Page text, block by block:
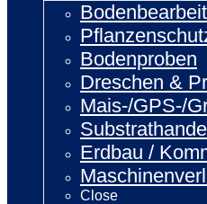
Bodenproben
Dreschen &
Mais-/GPS-/
Erdbau /
Close